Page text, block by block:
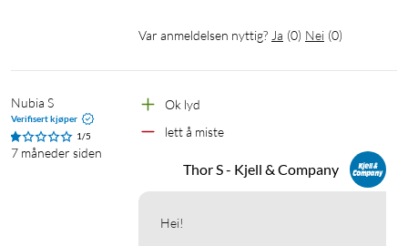
Impedanse: 16 Ω
Frekvensområde: 20 Hz – 20 kHz
Aktiv støydemping (ANC): nei
Miljø støydemping (ENC): ja, støtte for ENC under samtaler
Var anmeldelsen nyttig? Ja (0) Nei (0)
Nubia S
Verifisert kjøper
1/5
7 måneder siden
Ok lyd
lett å miste
Thor S - Kjell & Company
Hei!